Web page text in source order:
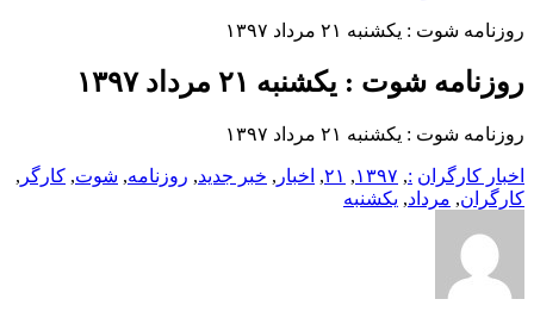
روزنامه شوت : یکشنبه‌ ۲۱ مرداد ۱۳۹۷
روزنامه شوت : یکشنبه‌ ۲۱ مرداد ۱۳۹۷
روزنامه شوت : یکشنبه‌ ۲۱ مرداد ۱۳۹۷
اخبار کارگران :
, ۱۳۹۷, ۲۱, اخبار , خبر جدید, روزنامه, شوت, کارگر ,
کارگران, مرداد, یکشنبه‌